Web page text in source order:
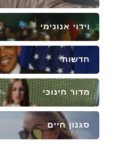
וידוי אנונימי
חדשות
מדור חינוכי
סגנון חיים